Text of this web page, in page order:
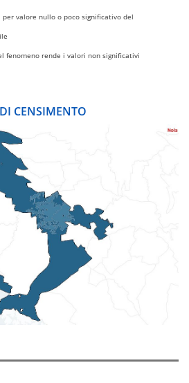
valore nullo o poco significativo del
fenomeno rende i valori non significativi
CENSIMENTO